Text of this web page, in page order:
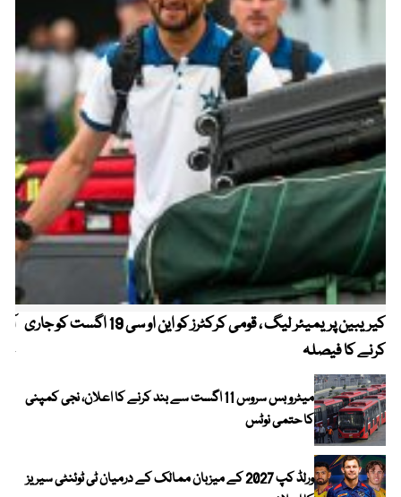
کیریبین پریمیئر لیگ ، قومی کرکٹرز کو این او سی 19 اگست کو جاری
کرنے کا فیصلہ
میٹرو بس سروس 11 اگست سے بند کرنے کا اعلان، نجی کمپنی
کا حتمی نوٹس
ورلڈ کپ 2027 کے میزبان ممالک کے درمیان ٹی ٹوئنٹی سیریز